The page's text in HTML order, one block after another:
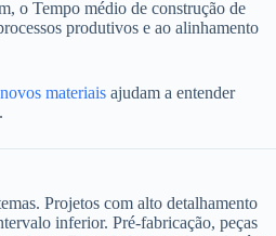
o Tempo médio de construção de
produtivos e ao alinhamento
materiais ajudam a entender
Projetos com alto detalhamento
inferior. Pré-fabricação, peças